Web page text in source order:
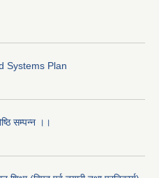
Systems Plan
सम्पन्न ।।